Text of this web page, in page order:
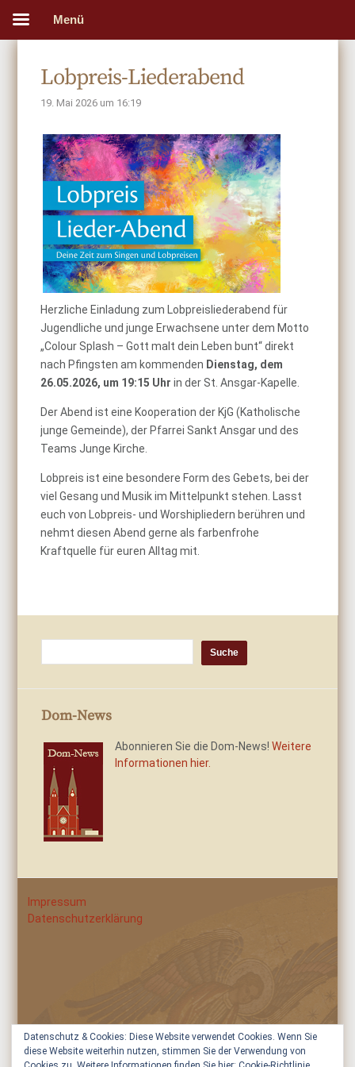
Lobpreis-Liederabend
19. Mai 2026 um 16:19
Herzliche Einladung zum Lobpreisliederabend für
Jugendliche und junge Erwachsene unter dem Motto
„Colour Splash – Gott malt dein Leben bunt“ direkt
nach Pfingsten am kommenden Dienstag, dem
26.05.2026, um 19:15 Uhr in der St. Ansgar-Kapelle.
Der Abend ist eine Kooperation der KjG (Katholische
junge Gemeinde), der Pfarrei Sankt Ansgar und des
Teams Junge Kirche.
Lobpreis ist eine besondere Form des Gebets, bei der
viel Gesang und Musik im Mittelpunkt stehen. Lasst
euch von Lobpreis- und Worshipliedern berühren und
nehmt diesen Abend gerne als farbenfrohe
Kraftquelle für euren Alltag mit.
Dom-News
Abonnieren Sie die Dom-News!Weitere
Informationen hier.
Impressum
Datenschutzerklärung
Menü
Datenschutz & Cookies: Diese Website verwendet Cookies. Wenn Sie
diese Website weiterhin nutzen, stimmen Sie der Verwendung von